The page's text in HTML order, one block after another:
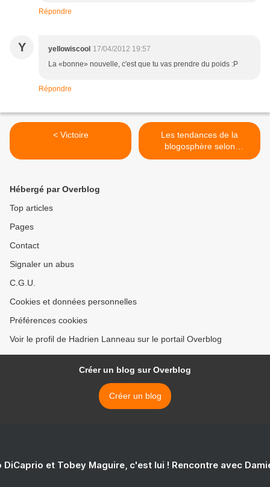
Répondre
Y yellowiscool 17/04/2012 19:57
La «bonne» nouvelle, c'est que tu vas prendre du poids :P
Répondre
< Victoire
Les tendances de la
blogosphère selon
Overblog >
Hébergé par Overblog
Top articles
Pages
Contact
Signaler un abus
C.G.U.
Cookies et données personnelles
Préférences cookies
Voir le profil de Hadrien Lanneau sur le portail Overblog
Créer un blog sur Overblog
Créer un blog
DiCaprio et Tobey Maguire, c'est lui ! Rencontre avec